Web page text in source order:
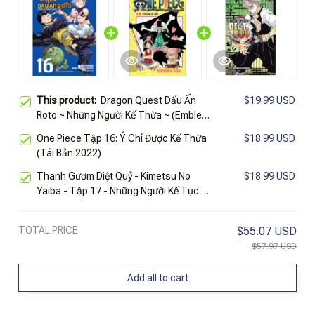
This product: Dragon Quest Dấu Ấn
Roto ~ Những Người Kế Thừa ~ (Emblem
Of Roto ~ To The Children Who Inherit
The Emblem ~) Tập 16
$19.99 USD
One Piece Tập 16: Ý Chí Được Kế Thừa
(Tái Bản 2022)
$18.99 USD
Thanh Gươm Diệt Quỷ - Kimetsu No
Yaiba - Tập 17 - Những Người Kế Tục -
$18.99 USD
TOTAL PRICE $55.07 USD
$57.97 USD
Add all to cart